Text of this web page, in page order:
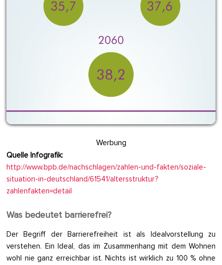
Werbung
Quelle Infografik:
http://www.bpb.de/nachschlagen/zahlen-und-fakten/soziale-
situation-in-deutschland/61541/altersstruktur?
zahlenfakten=detail
Was bedeutet barrierefrei?
Der Begriff der Barrierefreiheit ist als Idealvorstellung zu
verstehen. Ein Ideal, das im Zusammenhang mit dem Wohnen
wohl nie ganz erreichbar ist. Nichts ist wirklich zu 100 % ohne